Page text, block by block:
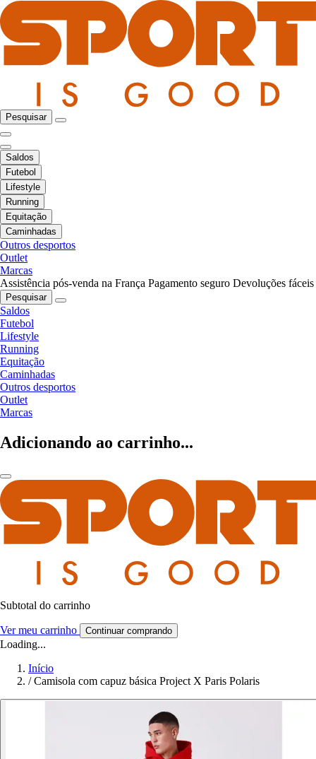
Pesquisar
Saldos
Futebol
Lifestyle
Running
Equitação
Caminhadas
Outros desportos
Outlet
Marcas
Assistência pós-venda na França Pagamento seguro Devoluções fáceis
Pesquisar
Saldos
Futebol
Lifestyle
Running
Equitação
Caminhadas
Outros desportos
Outlet
Marcas
Adicionando ao carrinho...
Subtotal do carrinho
Ver meu carrinho Continuar comprando
Loading...
Início
/ Camisola com capuz básica Project X Paris Polaris